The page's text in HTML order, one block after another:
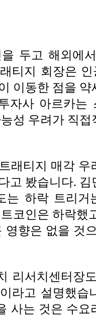
두고 해외에
티지 회장은
이동한 점을
자사 아르카는
성 우려가 직
래티지 매각
고 봤습니다.
는 하락 트리거
코인은 하락했
영향은 없을 것
리서치센터장
라고 설명했습
사는 것은 수